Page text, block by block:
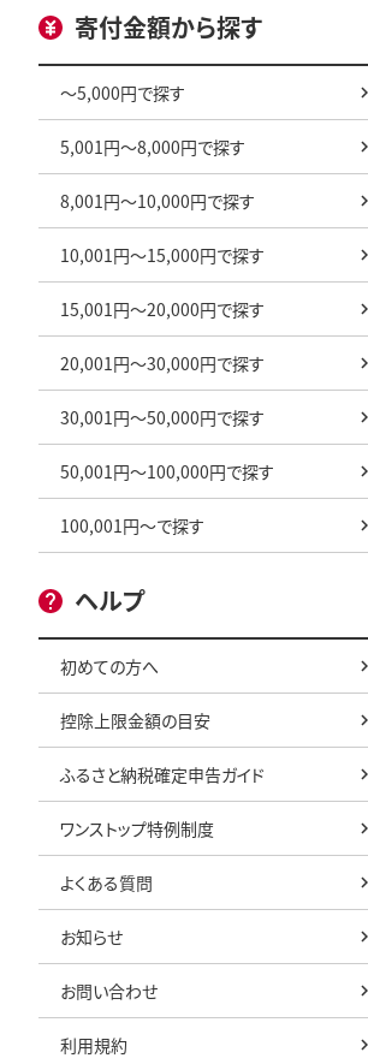
寄付金額から探す
～5,000円で探す
5,001円～8,000円で探す
8,001円～10,000円で探す
10,001円～15,000円で探す
15,001円～20,000円で探す
20,001円～30,000円で探す
30,001円～50,000円で探す
50,001円～100,000円で探す
100,001円～で探す
ヘルプ
初めての方へ
控除上限金額の目安
ふるさと納税確定申告ガイド
ワンストップ特例制度
よくある質問
お知らせ
お問い合わせ
利用規約